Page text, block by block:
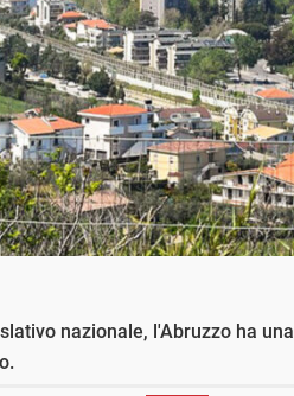
nazionale, l'Abruzzo ha una